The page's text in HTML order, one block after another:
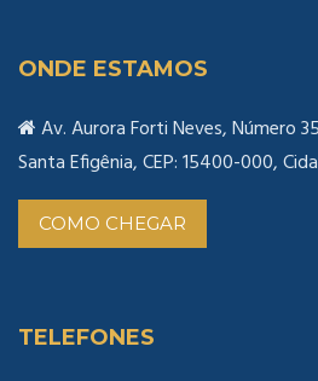
ONDE ESTAMOS
Av. Aurora Forti Neves, Número
Santa Efigênia, CEP: 15400-000,
COMO CHEGAR
TELEFONES